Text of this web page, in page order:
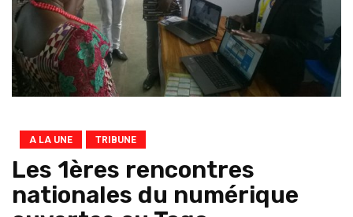
A LA UNE TRIBUNE
Les 1ères rencontres
nationales du numérique